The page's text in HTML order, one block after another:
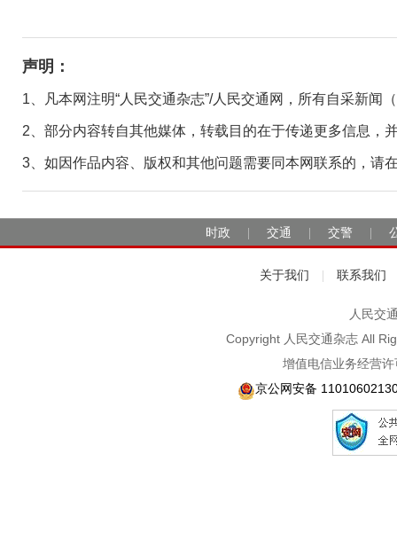
声明：
1、凡本网注明“人民交通杂志”/人民交通网，所有自采新
2、部分内容转自其他媒体，转载目的在于传递更多信息，
3、如因作品内容、版权和其他问题需要同本网联系的，请
时政 | 交通 | 交警 |
关于我们 | 联系我们
人民交
Copyright 人民交通杂志 All
增值电信业务经营
京公网安备